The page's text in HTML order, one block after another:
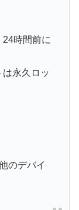
時間前に
永久ロッ
のデバイ